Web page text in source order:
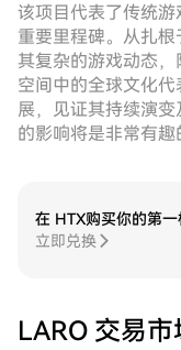
该项目代表了传统
重要里程碑。从扎
其复杂的游戏动态
空间中的全球文化
展，见证其持续演
的影响将是非常有趣
在 HTX购买你的第一
立即兑换
LARO 交易市